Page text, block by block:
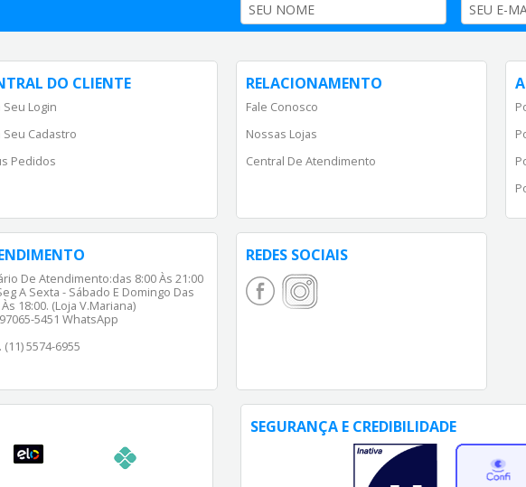
DO CLIENTE
Seu Login
Seu Cadastro
Pedidos
RELACIONAMENTO
Fale Conosco
Nossas Lojas
Central De Atendimento
De Atendimento:das 8:00 Às 21:00
A Sexta - Sábado E Domingo Das
Às 18:00. (Loja V.Mariana)
5451 WhatsApp
(11) 5574-6955
REDES SOCIAIS
SEGURANÇA E CREDIBILIDADE